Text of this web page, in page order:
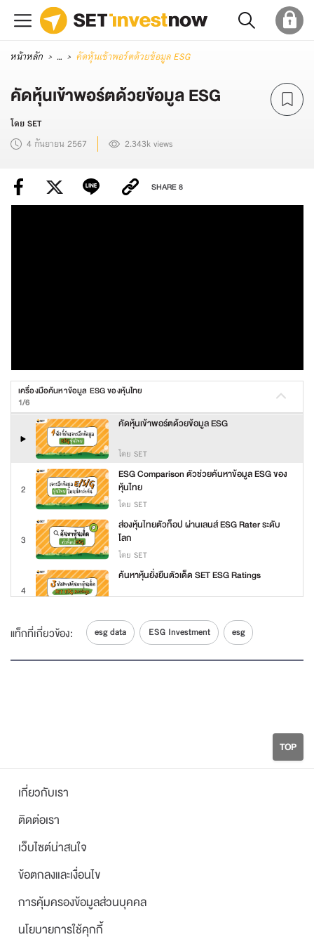
หน้าหลัก ... คัดหุ้นเข้าพอร์ตด้วยข้อมูล ESG
คัดหุ้นเข้าพอร์ตด้วยข้อมูล ESG
โดย SET
4 กันยายน 2567
2.343k views
SHARE8
เครื่องมือค้นหาข้อมูล ESG ของหุ้นไทย
1/6
คัดหุ้นเข้าพอร์ตด้วยข้อมูล ESG
โดย SET
2
ESG Comparison ตัวช่วยค้นหาข้อมูล ESG ของ
หุ้นไทย
โดย SET
3
ส่องหุ้นไทยตัวท็อป ผ่านเลนส์ ESG Rater ระดับ
โลก
โดย SET
4
ค้นหาหุ้นยั่งยืนตัวเด็ด SET ESG Ratings
5
ค้นหาหุ้น Thai ESG ในไม่กี่คลิก
แท็กที่เกี่ยวข้อง: esg data ESG Investment esg
TOP
เกี่ยวกับเรา
ติดต่อเรา
เว็บไซต์น่าสนใจ
ข้อตกลงและเงื่อนไข
การคุ้มครองข้อมูลส่วนบุคคล
นโยบายการใช้คุกกี้